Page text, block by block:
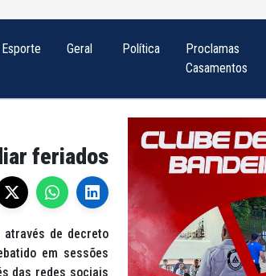
Esporte Geral Política
Proclamas
Casamentos
feriados
de decreto
em sessões
das redes sociais